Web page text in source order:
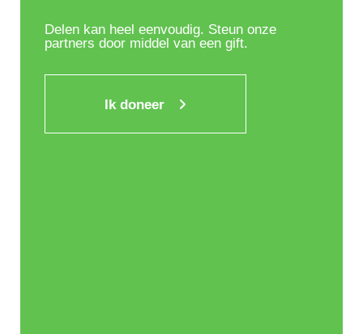
Delen kan heel eenvoudig. Steun onze
partners door middel van een gift.
Ik doneer